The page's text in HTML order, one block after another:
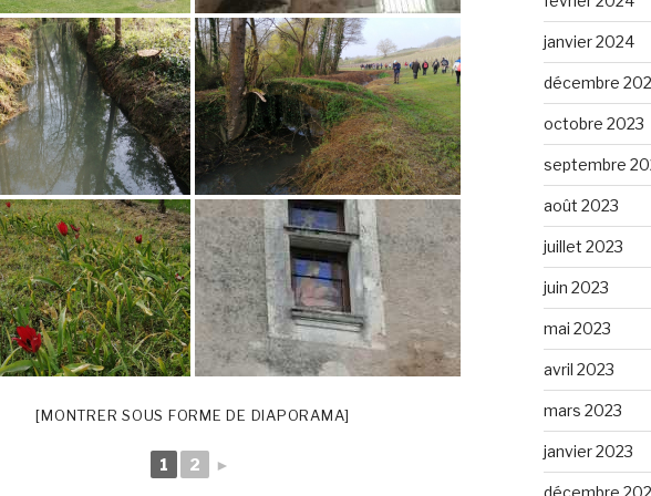
[MONTRER SOUS FORME DE DIAPORAMA]
1 2 ►
janvier 2024
décembre
octobre 2023
septembre
août 2023
juillet 2023
juin 2023
mai 2023
avril 2023
mars 2023
janvier 2023
décembre